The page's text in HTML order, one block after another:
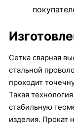
Сетка сварная
стальной
проходит
Такая
стабильную
изделия. Прокат